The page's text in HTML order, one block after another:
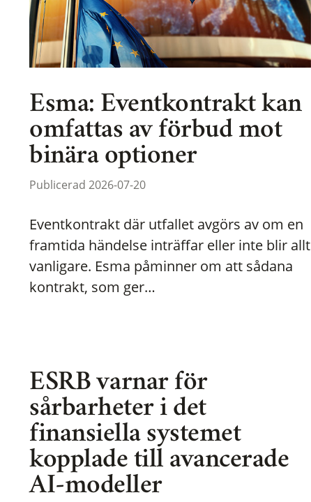
Esma: Eventkontrakt kan
omfattas av förbud mot
binära optioner
Publicerad 2026-07-20
Eventkontrakt där utfallet avgörs av om en
framtida händelse inträffar eller inte blir allt
vanligare. Esma påminner om att sådana
kontrakt, som ger…
ESRB varnar för
sårbarheter i det
finansiella systemet
kopplade till avancerade
AI-modeller